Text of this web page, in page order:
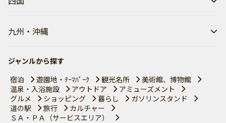
九州・沖縄
ジャンルから探す
宿泊
遊園地・ﾃｰﾏﾊﾟｰｸ 観光名所
美術館、博物館
温泉・入浴施設
アウトドア
アミューズメント
グルメ
ショッピング 暮らし
ガソリンスタンド
道の駅
旅行
カルチャー
ＳＡ・ＰＡ（サービスエリア）